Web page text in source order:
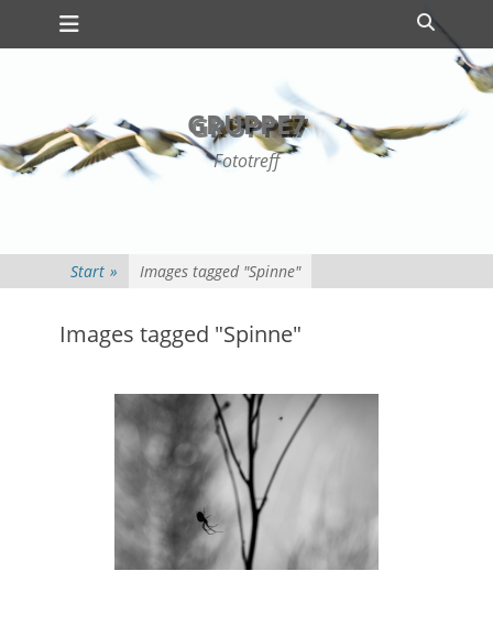
Zum
Inhalt
Primäres Menü
GRUPPE7
Fototreff
Start » Images tagged "Spinne"
Images tagged "Spinne"